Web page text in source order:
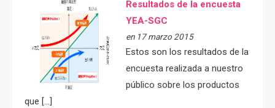
Resultados de la encuesta
YEA-SGC
en 17 marzo 2015
Estos son los resultados de la
encuesta realizada a nuestro
público sobre los productos
que […]